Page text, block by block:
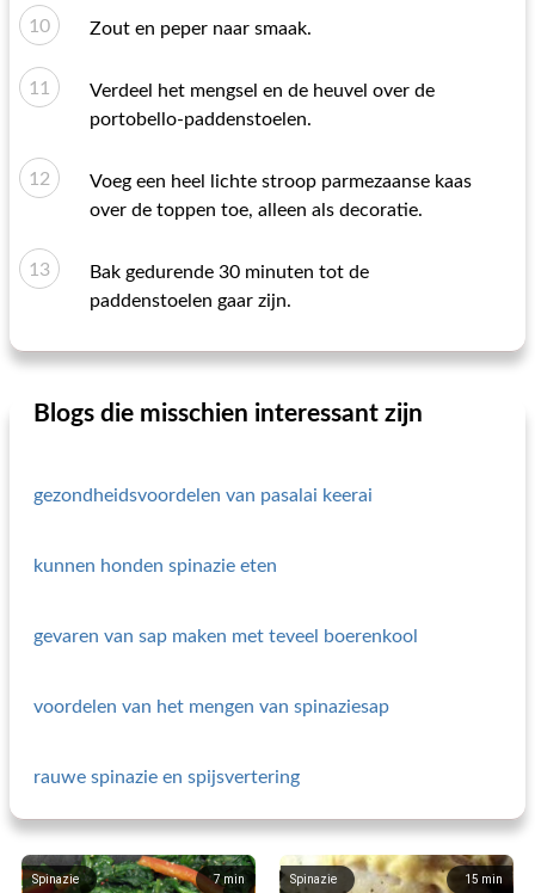
Zout en peper naar smaak.
Verdeel het mengsel en de heuvel over de
portobello-paddenstoelen.
Voeg een heel lichte stroop parmezaanse kaas
over de toppen toe, alleen als decoratie.
Bak gedurende 30 minuten tot de
paddenstoelen gaar zijn.
Blogs die misschien interessant zijn
gezondheidsvoordelen van pasalai keerai
kunnen honden spinazie eten
gevaren van sap maken met teveel boerenkool
voordelen van het mengen van spinaziesap
rauwe spinazie en spijsvertering
7min
Spinazie 15 min
Spinazie